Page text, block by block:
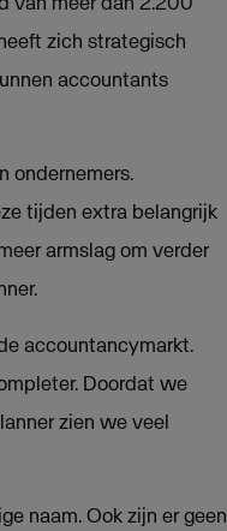
zich strategisch
accountants
ondernemers.
tijden extra belangrijk
armslag om verder
accountancymarkt.
Doordat we
zien we veel
naam. Ook zijn er geen